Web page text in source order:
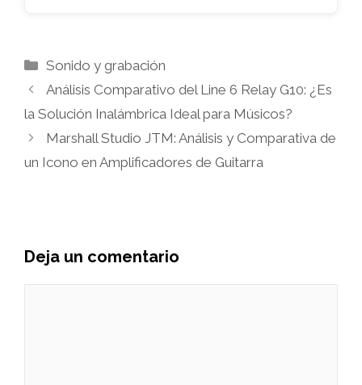
Categorías
Sonido y grabación
Análisis Comparativo del Line 6 Relay G10: ¿Es
la Solución Inalámbrica Ideal para Músicos?
Marshall Studio JTM: Análisis y Comparativa de
un Icono en Amplificadores de Guitarra
Deja un comentario